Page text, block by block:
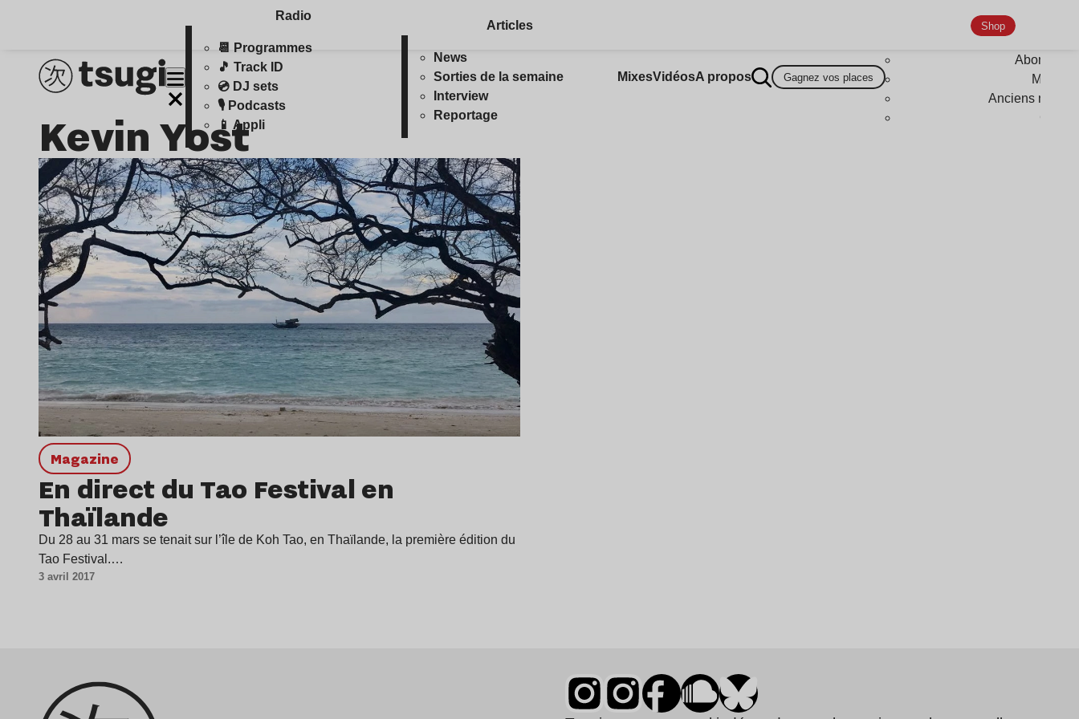
Radio
📆 Programmes
🎵 Track ID
💿 DJ sets
🎙️ Podcasts
📱 Appli
Articles
News
Sorties de la semaine
Interview
Reportage
MixesVidéosA propos Gagnez vos places
Shop
Anciens
Kevin Yost
magazine
En direct du Tao Festival en
Thaïlande
Du 28 au 31 mars se tenait sur l’île de Koh Tao, en Thaïlande, la première édition du
Tao Festival.…
3 avril 2017